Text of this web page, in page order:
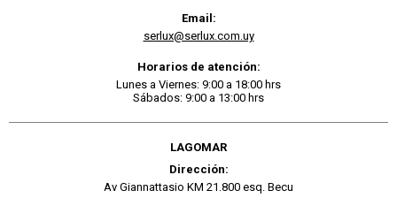
Email:
serlux@serlux.com.uy
Horarios de atención:
Lunes a Viernes: 9:00 a 18:00 hrs
Sábados: 9:00 a 13:00 hrs
LAGOMAR
Dirección:
Av Giannattasio KM 21.800 esq. Becu